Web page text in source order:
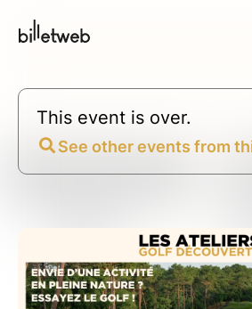
This event is over.
See other events from